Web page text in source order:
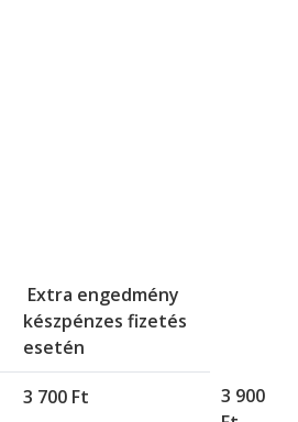
Extra engedmény
készpénzes fizetés
esetén
3 700 Ft
3 900